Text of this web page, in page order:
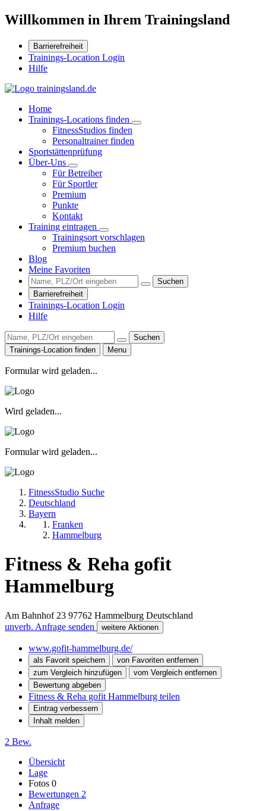
Willkommen in Ihrem Trainingsland
Barrierefreiheit
Trainings-Location Login
Hilfe
Home
Trainings-Locations finden
FitnessStudios finden
Personaltrainer finden
Sportstättenprüfung
Über-Uns
Für Betreiber
Für Sportler
Premium
Punkte
Kontakt
Training eintragen
Trainingsort vorschlagen
Premium buchen
Blog
Meine Favoriten
Suchen
Barrierefreiheit
Trainings-Location Login
Hilfe
Suchen
Trainings-Location finden
Menu
Formular wird geladen...
Wird geladen...
Formular wird geladen...
FitnessStudio Suche
Deutschland
Bayern
Franken
Hammelburg
Fitness & Reha gofit
Hammelburg
Am Bahnhof 23 97762 Hammelburg Deutschland
unverb. Anfrage senden
weitere Aktionen
www.gofit-hammelburg.de/
als Favorit speichern
von Favoriten entfernen
zum Vergleich hinzufügen
vom Vergleich entfernen
Bewertung abgeben
Fitness & Reha gofit Hammelburg teilen
Eintrag verbessern
Inhalt melden
2 Bew.
Übersicht
Lage
Fotos 0
Bewertungen 2
Anfrage